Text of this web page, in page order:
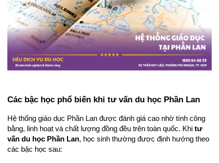
Các bậc học phổ biến khi tư vấn du học Phần Lan
Hệ thống giáo dục Phần Lan được đánh giá cao nhờ tính công
bằng, linh hoạt và chất lượng đồng đều trên toàn quốc. Khi tư
vấn du học Phần Lan, học sinh thường được định hướng theo
các bậc học sau: